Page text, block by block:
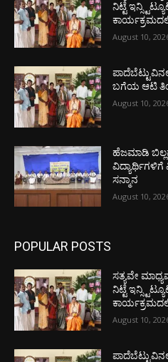
ನಿಟ್ಟೆ
August 10,
ಬಗೆಯ ಆಟಿ
August 10,
ಹೆಜಮಾಡಿ
ವಿದ್ಯಾರ್ಥಿಗಳಿಗೆ
ಸನ್ಮಾನ
August 10,
POPULAR POSTS
ಸತ್ಯವೇ
ನಿಟ್ಟೆ
August 10,